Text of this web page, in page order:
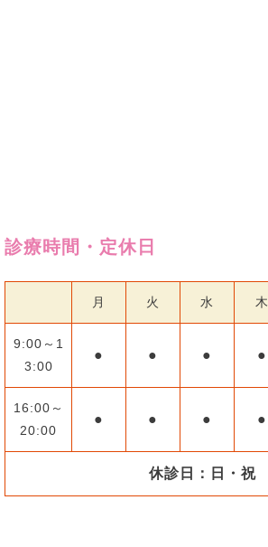
診療時間・定休日
月 火 水 木
9:00～1
3:00
● ● ● ●
16:00～
20:00
● ● ● ●
休診日：日・祝